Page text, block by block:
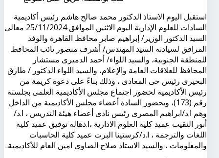
استقبل اليوم الاستاذ الدكتور محمد صالح هاشم رئيس أكاديمية
السادات للعلوم الإدارية اليوم الاثنين الموافق 25/11/2024 معالى
السيد الدكتور الوزير/ إبراهيم صابر محافظ القاهرة والوفد
المرافق لسيادته السيد المهندس/ أشرف منصور نائب المحافظ
للمنطقة الجنوبية، والسيد اللواء/ أحمد الدميرى مستشار
المحافظ للعلاقات العامة والإعلام، والسيد اللواء الدكتور / طارق
البحيرى رئيس حى المعادى ، وذلك بناءً على دعوة كريمة من
رئيس الأكاديمية لحضور اجتماع مجلس الأكاديمية العلمى بجلسته
رقم (173)، وبحضور السادة أعضاء مجلس الأكاديمية من الداخل
وهم ا.د/ابراهيم المصرى رئيس نادى أعضاء هيئة التدريس ، ا.د/
أنور النقيب عميد كلية العلوم الادارية ،ا.دهاله توفيق عميد كلية
اللغات والترجمة ، ا.د/كرستينا البرت عميد كلية الحاسبات
والمعلومات ، والسيد الاستاذ صلاح الصاوى امين العام للأكاديمية.